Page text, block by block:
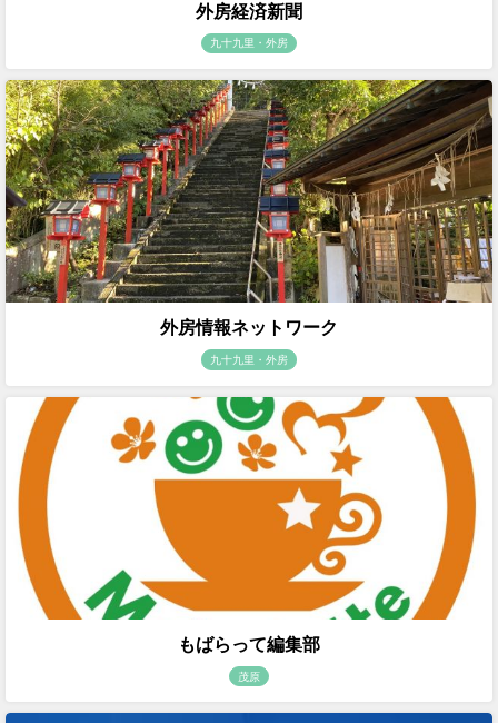
外房経済新聞
九十九里・外房
外房情報ネットワーク
九十九里・外房
もばらって編集部
茂原